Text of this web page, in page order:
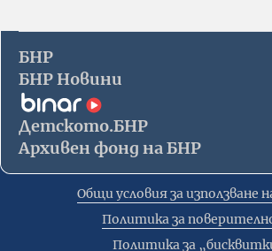
БНР
БНР Новини
Детското.БНР
Архивен фонд на БНР
Общи условия за използване
Политика за
Политика за